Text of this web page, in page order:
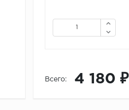
Всего: 4 180 ₽